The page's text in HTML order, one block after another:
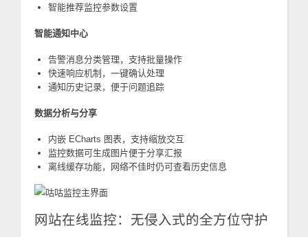
智能推荐监控参数设置
智能通知中心
告警消息分类管理，支持批量操作
快速响应机制，一键确认处理
通知历史记录，便于问题追踪
数据分析与分享
内嵌 ECharts 图表，支持缩放交互
监控数据可生成图片便于分享汇报
离线缓存功能，网络不佳时仍可查看历史信息
网站在线监控：无侵入式的全方位守护